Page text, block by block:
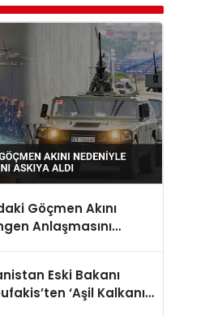
Göçmen Akını
Anlaşmasını
Eski Bakanı
‘Aşil Kalkanı’